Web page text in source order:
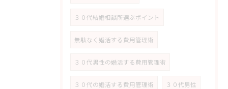
３０代結婚相談所選ぶポイント
無駄なく婚活する費用管理術
３０代男性の婚活する費用管理術
３０代の婚活する費用管理術 ３０代男性